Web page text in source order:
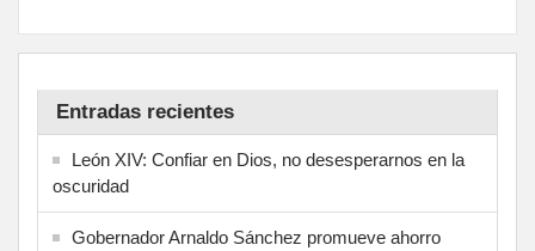
Entradas recientes
León XIV: Confiar en Dios, no desesperarnos en la
oscuridad
Gobernador Arnaldo Sánchez promueve ahorro